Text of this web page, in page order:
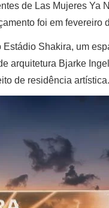
de Las Mujeres
foi em fevereiro
Shakira, um
arquitetura Bjarke
de residência artística.